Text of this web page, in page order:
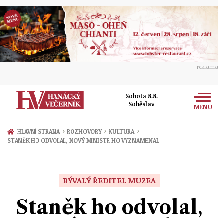
reklama
Sobota 8.8.
Soběslav
MENU
Zprávy
Přerov
Ekonomika
Ženy
Sport
HLAVNÍ STRANA › ROZHOVORY › KULTURA ›
STANĚK HO ODVOLAL, NOVÝ MINISTR HO VYZNAMENAL
BÝVALÝ ŘEDITEL MUZEA
Staněk ho odvolal,